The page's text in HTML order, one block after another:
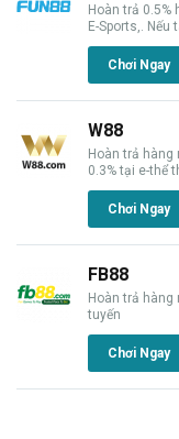
Hoàn trả 0.5%
E-Sports,. Nếu
Chơi Ngay
W88
Hoàn trả hàng
0.3% tại e-thể
Chơi Ngay
FB88
Hoàn trả hàng
tuyến
Chơi Ngay